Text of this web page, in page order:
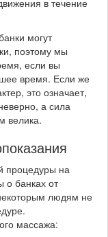
в течение
могут
поэтому мы
если вы
время. Если же
это означает,
а сила
велика.
процедуры на
о банках от
людям не
массажа: